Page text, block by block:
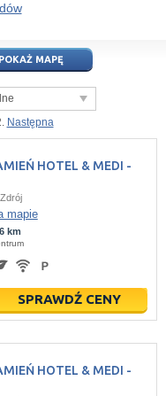
POKAŻ MAPĘ
Następna
HOTEL & MEDI -
mapie
km
SPRAWDŹ CENY
HOTEL & MEDI -